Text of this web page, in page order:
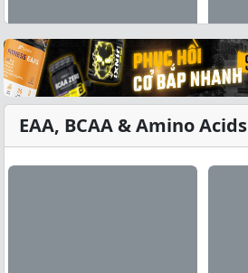
Xem tất cả →
EAA, BCAA & Amino Acids